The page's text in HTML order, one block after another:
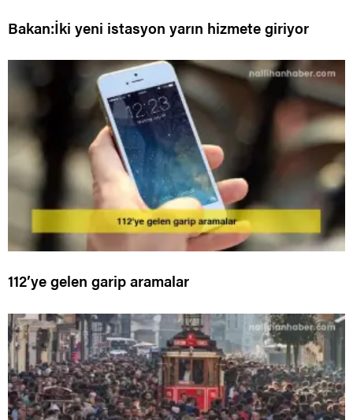
Bakan:İki yeni istasyon yarın hizmete giriyor
112’ye gelen garip aramalar